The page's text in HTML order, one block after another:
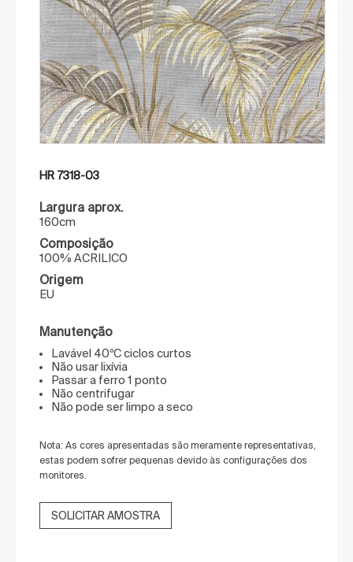
HR 7318-03
Largura aprox.
160cm
Composição
100% ACRILICO
Origem
EU
Manutenção
Lavável 40ºC ciclos curtos
Não usar lixívia
Passar a ferro 1 ponto
Não centrifugar
Não pode ser limpo a seco
Nota: As cores apresentadas são meramente representativas,
estas podem sofrer pequenas devido às configurações dos
monitores.
SOLICITAR AMOSTRA